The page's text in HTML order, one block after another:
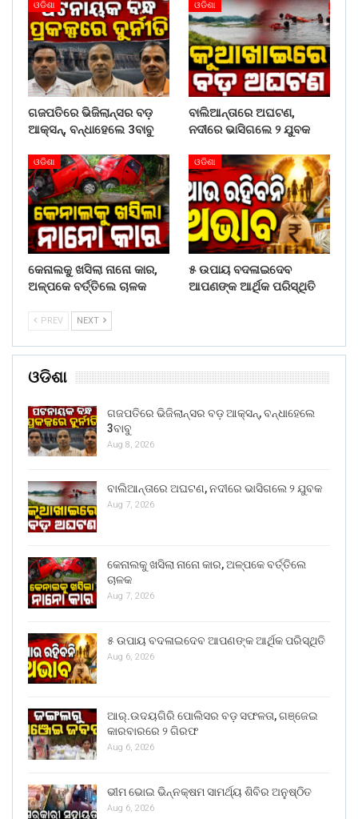
ଓଡିଶା
ଗଜପତିରେ ଭିଜିଲାନ୍ସର ବଡ଼
ଆକ୍ସନ୍, ବନ୍ଧାହେଲେ 3ବାବୁ
ଓଡିଶା
ବାଲିଆନ୍ତାରେ ଅଘଟଣ,
ନଦୀରେ ଭାସିଗଲେ ୨ ଯୁବକ
ଓଡିଶା
କେନାଲକୁ ଖସିଲା ନାନୋ କାର,
ଅଳ୍ପକେ ବର୍ତ୍ତିଲେ ଚାଳକ
ଓଡିଶା
୫ ଉପାୟ ବଦଳାଇଦେବ
ଆପଣଙ୍କ ଆର୍ଥିକ ପରିସ୍ଥିତି
PREV NEXT
ଓଡିଶା
ଗଜପତିରେ ଭିଜିଲାନ୍ସର ବଡ଼ ଆକ୍ସନ୍, ବନ୍ଧାହେଲେ
3ବାବୁ
Aug 8, 2026
ବାଲିଆନ୍ତାରେ ଅଘଟଣ, ନଦୀରେ ଭାସିଗଲେ ୨ ଯୁବକ
Aug 7, 2026
କେନାଲକୁ ଖସିଲା ନାନୋ କାର, ଅଳ୍ପକେ ବର୍ତ୍ତିଲେ
ଚାଳକ
Aug 7, 2026
୫ ଉପାୟ ବଦଳାଇଦେବ ଆପଣଙ୍କ ଆର୍ଥିକ ପରିସ୍ଥିତି
Aug 6, 2026
ଆର୍.ଉଦୟଗିରି ପୋଲିସର ବଡ଼ ସଫଳତା, ଗଞ୍ଜେଇ
କାରବାରରେ ୨ ଗିରଫ
Aug 6, 2026
ଭୀମ ଭୋଇ ଭିନ୍ନକ୍ଷମ ସାମର୍ଥ୍ୟ ଶିବିର ଅନୁଷ୍ଠିତ
Aug 6, 2026